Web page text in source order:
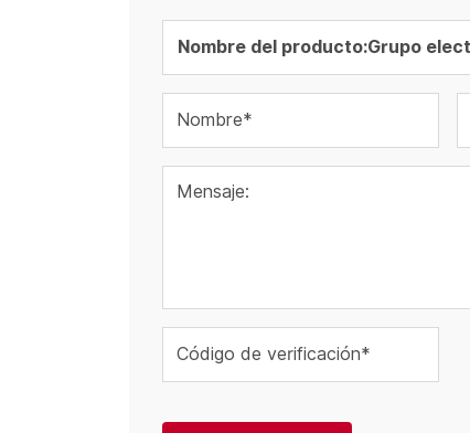
Nombre*
Mensaje:
Código de verificación*